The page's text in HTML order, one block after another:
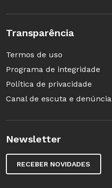
Transparência
Termos de uso
Programa de integridade
Política de privacidade
Canal de escuta e denúncia
Newsletter
RECEBER NOVIDADES